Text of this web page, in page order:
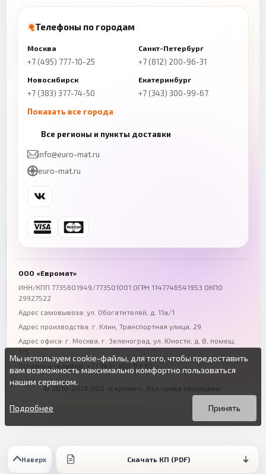
Наверх Скачать КП (PDF)
Телефоны по городам
Москва
+7 (495) 777-10-25
Санкт-Петербург
+7 (812) 200-96-31
Новосибирск
+7 (383) 377-74-50
Екатеринбург
+7 (343) 300-99-67
Показать все города
+7 (843) 206-01-30
Челябинск
+7 (343) 300-99-67
Ростов-на-Дону
+7 (863) 333-50-75
Волгоград
+7 (844) 261-36-12
Омск
Все регионы и пункты доставки
info@euro-mat.ru
euro-mat.ru
ООО «Евромат»
ИНН/КПП 7735601949/773501001 ОГРН 1147746541953 ОКПО
29927522
Адрес самовывоза: ул. Обогатителей, д. 11а/1
Адрес производства: г. Клин, Транспортная улица, 29
Адрес офиса: г. Москва, г. Зеленоград ул. Юности, д. 8, помещ.
1/5
Основной телефон:
+7 (343) 300-99-67
© 2010-2026 ООО «Евромат». Все права защищены.
Мы используем cookie-файлы, для того, чтобы предоставить
вам возможность максимально комфортно пользоваться
нашим сервисом.
Вы можете подробнее прочитать о cookie-файлах в открытых
источниках или изменить настройки своего браузера.
Продолжая пользоваться данным сайтом без изменения
настроек вы даете согласие на использование ваших cookie-
Принять
Подробнее